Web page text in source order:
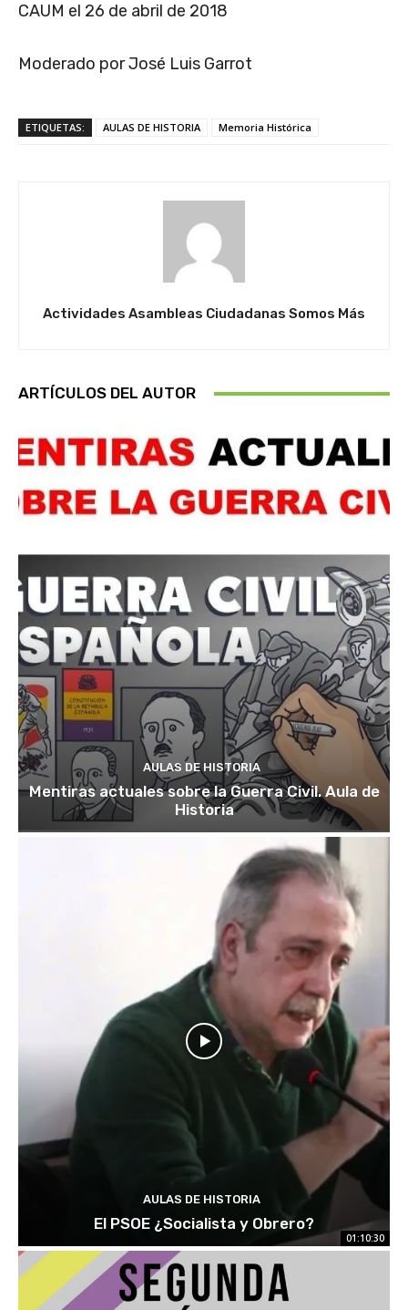
CAUM el 26 de abril de 2018
Moderado por José Luis Garrot
ETIQUETAS: AULAS DE HISTORIA Memoria Histórica
Actividades Asambleas Ciudadanas Somos Más
ARTÍCULOS DEL AUTOR
AULAS DE HISTORIA
Mentiras actuales sobre la Guerra Civil. Aula de
Historia
01:10:30
AULAS DE HISTORIA
El PSOE ¿Socialista y Obrero?